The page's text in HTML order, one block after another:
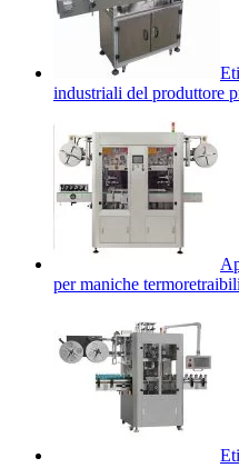
industriali del produttore
per maniche